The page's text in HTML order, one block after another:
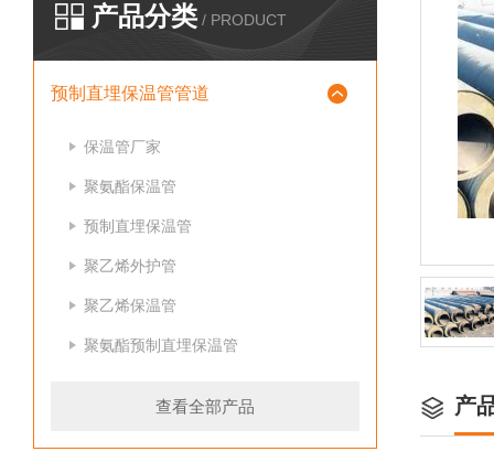
产品分类 / PRODUCT
预制直埋保温管管道
保温管厂家
聚氨酯保温管
预制直埋保温管
聚乙烯外护管
聚乙烯保温管
聚氨酯预制直埋保温管
查看全部产品 产